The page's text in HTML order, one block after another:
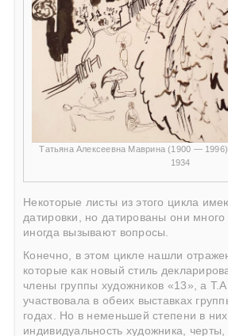
Татьяна Алексеевна Маврина (1900 —
1934
Некоторые листы из этого цикла
датировки, но датированы они
иногда вызывают вопросы.
Конечно, в этом цикле нашли
которые как новый стиль
члены группы художников «13», а
участвовала в обеих выставках
годах. Но в неменьшей степени в
индивидуальность художника,